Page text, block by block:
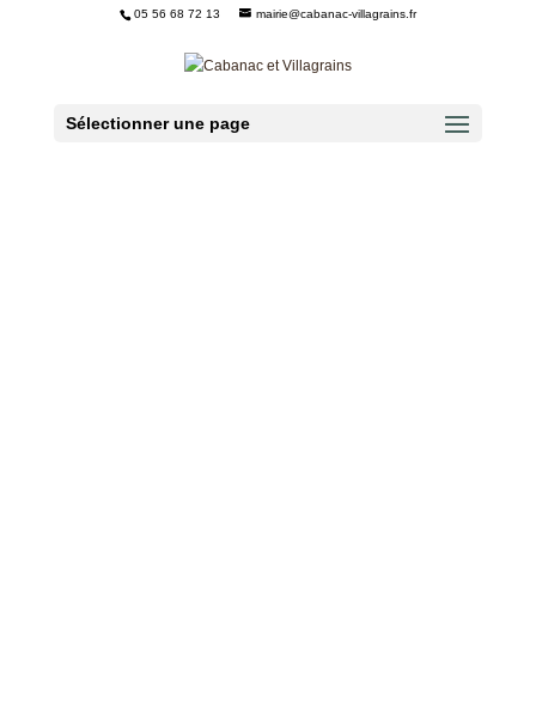
05 56 68 72 13 mairie@cabanac-villagrains.fr
Sélectionner une page